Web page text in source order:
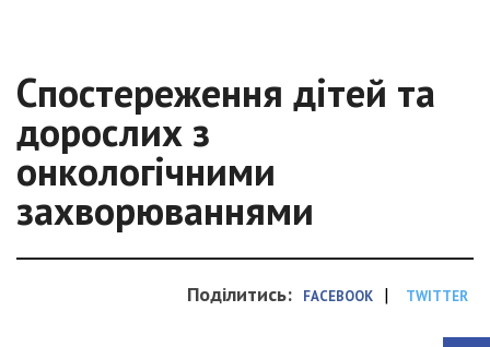
Спостереження дітей та
дорослих з
онкологічними
захворюваннями
Поділитись: FACEBOOK | TWITTER